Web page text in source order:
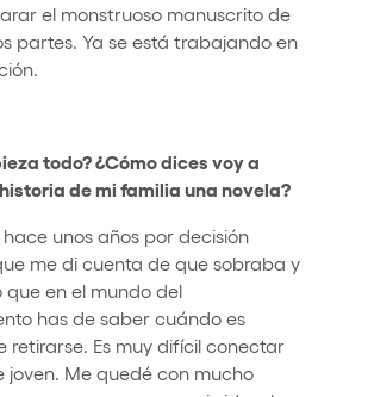
el monstruoso manuscrito de
partes. Ya se está trabajando en
todo? ¿Cómo dices voy a
de mi familia una novela?
hace unos años por decisión
me di cuenta de que sobraba y
que en el mundo del
has de saber cuándo es
retirarse. Es muy difícil conectar
joven. Me quedé con mucho